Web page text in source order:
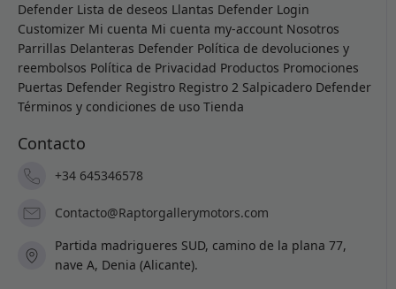
Defender Lista de deseos Llantas Defender Login
Customizer Mi cuenta Mi cuenta my-account Nosotros
Parrillas Delanteras Defender Política de devoluciones y
reembolsos Política de Privacidad Productos Promociones
Puertas Defender Registro Registro 2 Salpicadero Defender
Términos y condiciones de uso Tienda
Contacto
+34 645346578
Contacto@Raptorgallerymotors.com
Partida madrigueres SUD, camino de la plana 77,
nave A, Denia (Alicante).